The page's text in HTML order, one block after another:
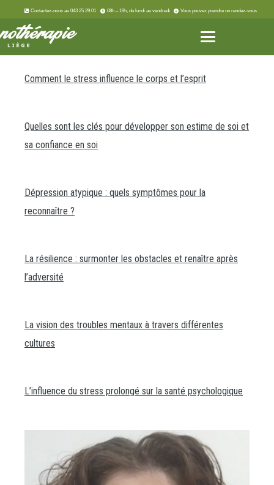
Contactez-nous au 043 25 29 01 08h – 19h, du lundi au vendredi Vous pouvez prendre un rendez-vous
Comment le stress influence le corps et l’esprit
Quelles sont les clés pour développer son estime de soi et
sa confiance en soi
Dépression atypique : quels symptômes pour la
reconnaître ?
La résilience : surmonter les obstacles et renaître après
l’adversité
La vision des troubles mentaux à travers différentes
cultures
L’influence du stress prolongé sur la santé psychologique